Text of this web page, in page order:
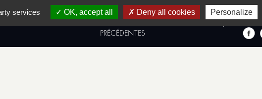
ÉDITIONS
PRÉCÉDENTES
FRANÇAIS
services OK, accept all Deny all cookies Personalize